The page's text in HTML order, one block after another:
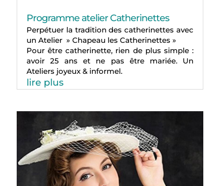
Programme atelier Catherinettes
Perpétuer la tradition des catherinettes avec
un Atelier » Chapeau les Catherinettes »
Pour être catherinette, rien de plus simple :
avoir 25 ans et ne pas être mariée. Un
Ateliers joyeux & informel.
lire plus